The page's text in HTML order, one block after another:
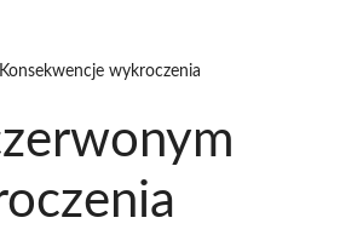
wykroczenia